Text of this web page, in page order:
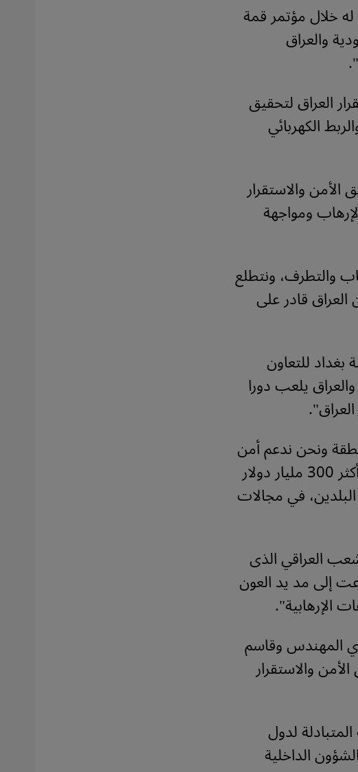
خلال مؤتمر قمة
والعراق
العراق لتحقيق
الكهربائي
والاستقرار
ومواجهة
والتطرف، ونتطلع
قادر على
بغداد للتعاون
يلعب دورا
ونحن ندعم أمن
واستقرار العراق في المنطقة، وأن مستوى التعاون وصل أكثر 300 مليار دولار
في مجالات
العراقي الذى
إلى مد يد العون
الإرهابية".
المهندس وقاسم
والاستقرار
لدول
الداخلية